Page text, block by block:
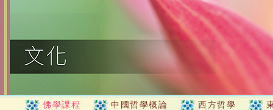
佛學課程 中國哲學概論 西方哲學